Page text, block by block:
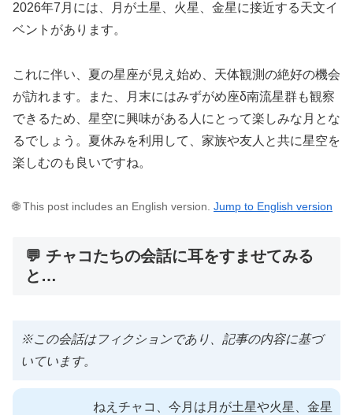
2026年7月には、月が土星、火星、金星に接近する天文イ
ベントがあります。
これに伴い、夏の星座が見え始め、天体観測の絶好の機会
が訪れます。また、月末にはみずがめ座δ南流星群も観察
できるため、星空に興味がある人にとって楽しみな月とな
るでしょう。夏休みを利用して、家族や友人と共に星空を
楽しむのも良いですね。
🌐 This post includes an English version. Jump to English version
💬 チャコたちの会話に耳をすませてみる
と…
※この会話はフィクションであり、記事の内容に基づ
いています。
ねえチャコ、今月は月が土星や火星、金星